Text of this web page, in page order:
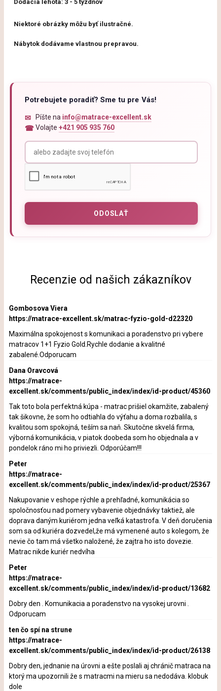
Dodacia lehota: 3 - 5 týždňov
Niektoré obrázky môžu byť ilustračné.
Nábytok dodávame vlastnou prepravou.
Potrebujete poradiť? Sme tu pre Vás!
Píšte na info@matrace-excellent.sk
Volajte +421 905 935 760
Recenzie od našich zákazníkov
Gombosova Viera
https://matrace-excellent.sk/matrac-fyzio-gold-d22320
Maximálna spokojenost s komunikaci a poradenstvo pri vybere
matracov 1+1 Fyzio Gold.Rychle dodanie a kvalitné
zabalené.Odporucam
Dana Oravcová
https://matrace-
excellent.sk/comments/public_index/index/id-product/45360
Tak toto bola perfektná kúpa - matrac prišiel okamžite, zabalený
tak šikovne, že som ho odtiahla do výťahu a doma rozbalila, s
kvalitou som spokojná, teším sa naň. Skutočne skvelá firma,
výborná komunikácia, v piatok doobeda som ho objednala a v
pondelok ráno mi ho priviezli. Odporúčam!!!
Peter
https://matrace-
excellent.sk/comments/public_index/index/id-product/25367
Nakupovanie v eshope rýchle a prehľadné, komunikácia so
spoločnosťou nad pomery vybavenie objednávky taktiež, ale
doprava daným kuriérom jedna veľká katastrofa. V deň doručenia
som sa od kuriéra dozvedel,že má vymenené auto s kolegom, že
nevie čo tam má všetko naložené, že zajtra ho isto dovezie.
Matrac nikde kuriér nedvíha
Peter
https://matrace-
excellent.sk/comments/public_index/index/id-product/13682
Dobry den . Komunikacia a poradenstvo na vysokej urovni .
Odporucam
ten čo spí na strune
https://matrace-
excellent.sk/comments/public_index/index/id-product/26138
Dobry den, jednanie na úrovni a ešte poslali aj chránič matraca na
ktorý ma upozornili že s matracmi na mieru sa nedodáva. klobuk
dole